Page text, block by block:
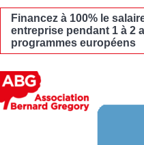
Financez à 100% le
entreprise pendant 1 à 2
programmes européens